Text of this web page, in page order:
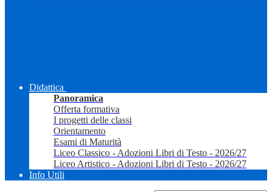
Didattica
Panoramica
Offerta formativa
I progetti delle classi
Orientamento
Esami di Maturità
Liceo Classico - Adozioni Libri di Testo - 2026/27
Liceo Artistico - Adozioni Libri di Testo - 2026/27
Info Utili